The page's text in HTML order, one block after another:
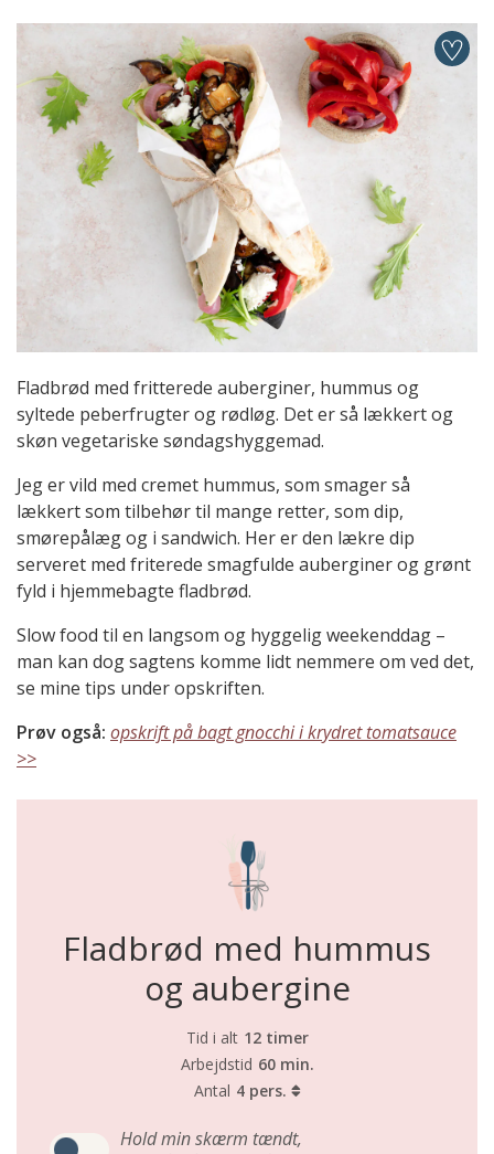
Fladbrød med fritterede auberginer, hummus og
syltede peberfrugter og rødløg. Det er så lækkert og
skøn vegetariske søndagshyggemad.
Jeg er vild med cremet hummus, som smager så
lækkert som tilbehør til mange retter, som dip,
smørepålæg og i sandwich. Her er den lækre dip
serveret med friterede smagfulde auberginer og grønt
fyld i hjemmebagte fladbrød.
Slow food til en langsom og hyggelig weekenddag –
man kan dog sagtens komme lidt nemmere om ved det,
se mine tips under opskriften.
Prøv også: opskrift på bagt gnocchi i krydret tomatsauce
>>
Fladbrød med hummus
og aubergine
Tid i alt 12 timer
Arbejdstid 60 min.
Antal 4 pers.
Hold min skærm tændt,